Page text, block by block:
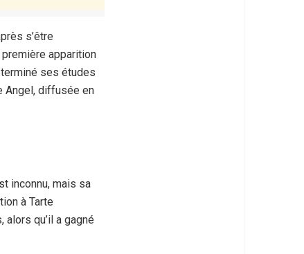
s’être
apparition
ses études
Angel, diffusée en
inconnu, mais sa
à Tarte
qu’il a gagné